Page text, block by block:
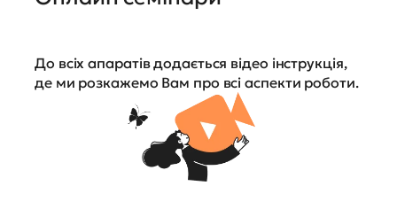
До всіх апаратів додається відео інструкція,
де ми розкажемо Вам про всі аспекти роботи.